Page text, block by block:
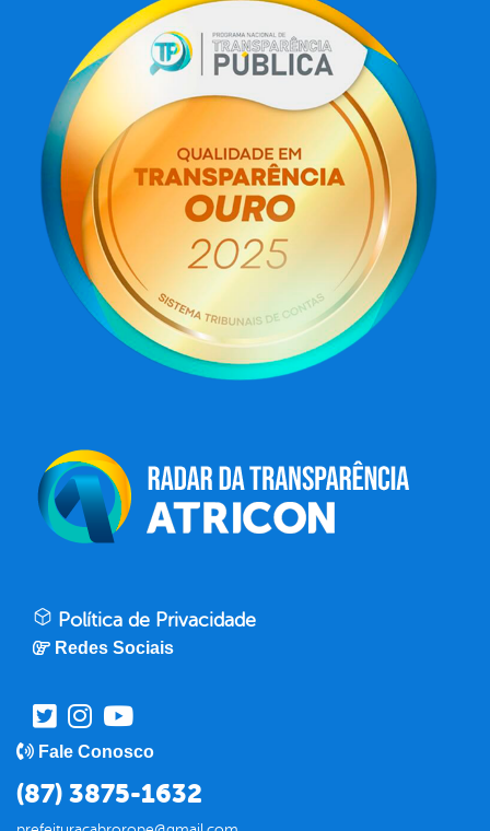
Política de Privacidade
Redes Sociais
Fale Conosco
(87) 3875-1632